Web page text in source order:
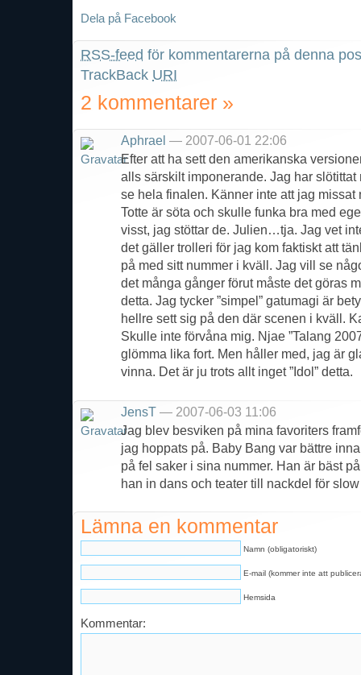
Dela på Facebook
RSS-feed för kommentarerna på denna
TrackBack URI
2 kommentarer »
Aphrael — 2007-06-01 22:06
Efter att ha sett den amerikanska
alls särskilt imponerande. Jag har
se hela finalen. Känner inte att jag
Totte är söta och skulle funka bra med
visst, jag stöttar de. Julien…tja. Jag vet
det gäller trolleri för jag kom faktiskt att
på med sitt nummer i kväll. Jag vill se
det många gånger förut måste det göras
detta. Jag tycker ”simpel” gatumagi är
hellre sett sig på den där scenen i kväll.
Skulle inte förvåna mig. Njae ”Talang
glömma lika fort. Men håller med, jag är
vinna. Det är ju trots allt inget ”Idol” detta.
JensT — 2007-06-03 11:06
Jag blev besviken på mina favoriters
jag hoppats på. Baby Bang var bättre
på fel saker i sina nummer. Han är bäst
han in dans och teater till nackdel för
Lämna en kommentar
Namn (obligatoriskt)
E-mail (kommer inte att
Hemsida
Kommentar: